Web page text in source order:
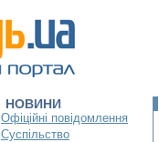
НОВИНИ
Офіційні повідомлення
Суспільство